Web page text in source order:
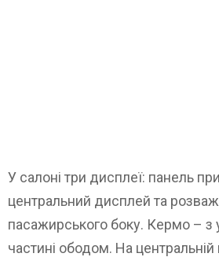
У салоні три дисплеї: панель
центральний дисплей та
пасажирського боку. Кермо – з
частині ободом. На центральній